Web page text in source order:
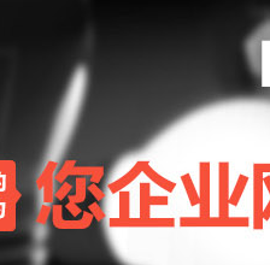
C2B网站建设
ERP系统建设集成
微商城建设
积分商城网站建设